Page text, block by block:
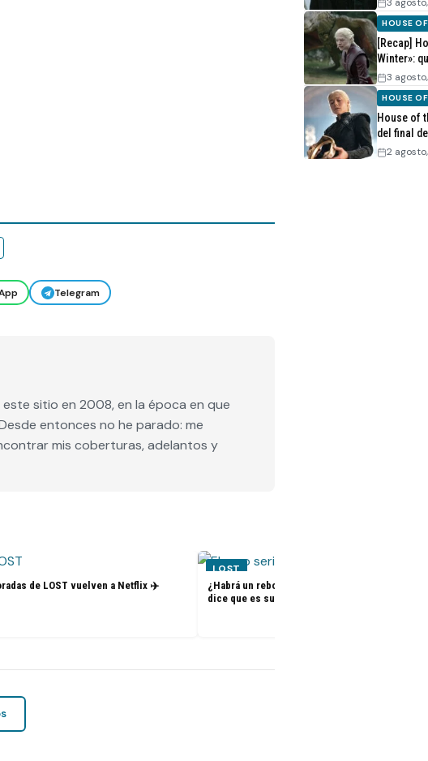
Telegram
sitio en 2008, en la época en que
entonces no he parado: me
mis coberturas, adelantos y
de LOST vuelven a Netflix ✈️
LOST
¿Habrá un reboot de Lost? La nueva presidenta
dice que es su sueño
HOUSE
[Recap]
Winter»:
3
HOUSE
House of
del final
2